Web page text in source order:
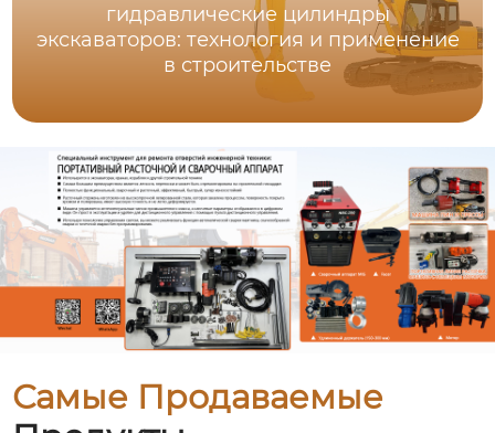
гидравлические цилиндры
экскаваторов: технология и применение
в строительстве
Самые Продаваемые